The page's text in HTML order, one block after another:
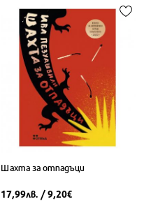
Шахта за отпадъци
17,99лв. / 9,20€